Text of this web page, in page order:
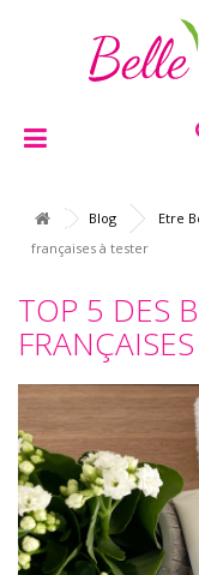
Blog Etre
françaises à tester
TOP 5 DES